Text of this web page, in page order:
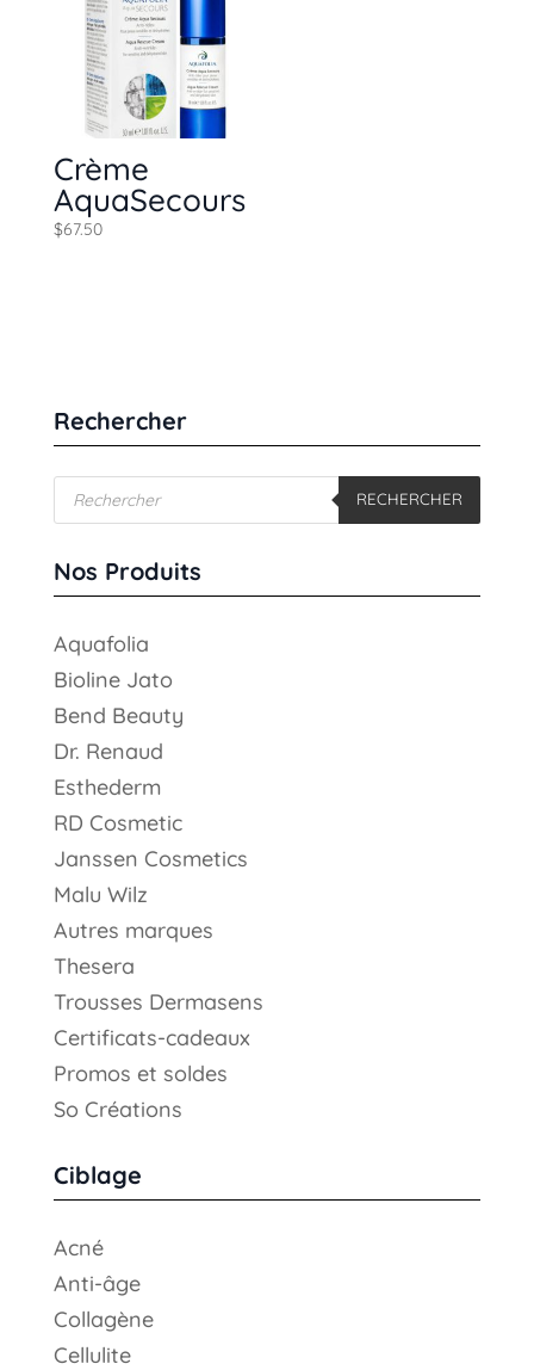
Crème
AquaSecours
$67.50
Rechercher
Recherche
de
produits
RECHERCHER
Nos Produits
Aquafolia
Bioline Jato
Bend Beauty
Dr. Renaud
Esthederm
RD Cosmetic
Janssen Cosmetics
Malu Wilz
Autres marques
Thesera
Trousses Dermasens
Certificats-cadeaux
Promos et soldes
So Créations
Ciblage
Acné
Anti-âge
Collagène
Cellulite